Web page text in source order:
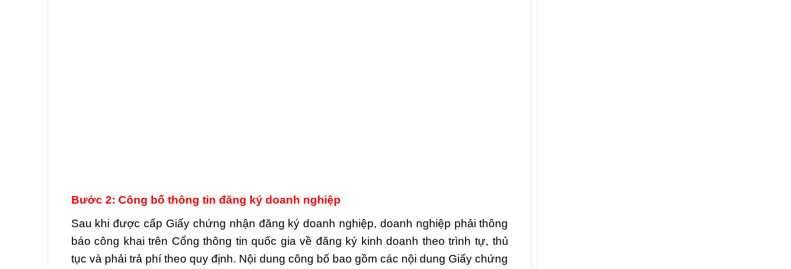
Bước 2: Công bố thông tin đăng ký doanh nghiệp
Sau khi được cấp Giấy chứng nhận đăng ký doanh nghiệp, doanh nghiệp phải thông
báo công khai trên Cổng thông tin quốc gia về đăng ký kinh doanh theo trình tự, thủ
tục và phải trả phí theo quy định. Nội dung công bố bao gồm các nội dung Giấy chứng